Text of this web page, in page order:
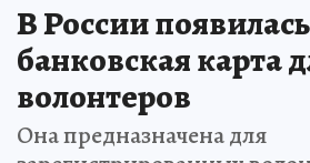
В России появилась
банковская карта
волонтеров
Она предназначена для